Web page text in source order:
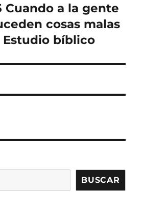
Cuando a la gente
cosas malas
Estudio bíblico
BUSCAR